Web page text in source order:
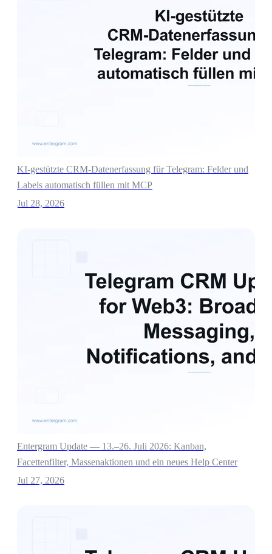
KI-gestützte CRM-Datenerfassung für Telegram: Felder und
Labels automatisch füllen mit MCP
Jul 28, 2026
Entergram Update — 13.–26. Juli 2026: Kanban,
Facettenfilter, Massenaktionen und ein neues Help Center
Jul 27, 2026